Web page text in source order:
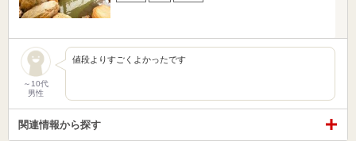
～10代
男性
値段よりすごくよかったです
関連情報から探す